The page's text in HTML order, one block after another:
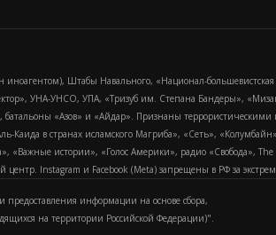
Штабы Навального, «Национал-
УНА-УНСО, УПА, «Тризуб им. Степана Бандеры»,
батальоны «Азов» и «Айдар». Признаны
Каида в странах исламского Магриба», «Сеть»,
истории», «Голос Америки», радио «Свобода»,
Instagram и Facebook (Metа) запрещены в РФ за
информации на основе сбора,
на территории Российской Федерации)".